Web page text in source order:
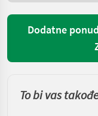
Dodatne
To bi vas